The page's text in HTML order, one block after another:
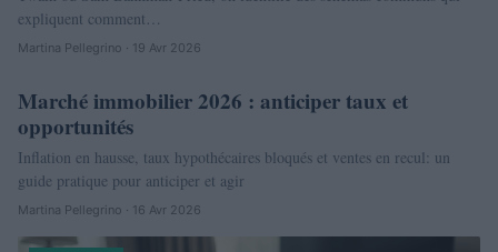
expliquent comment…
Martina Pellegrino · 19 Avr 2026
NEWS
Marché immobilier 2026 : anticiper taux et
opportunités
Inflation en hausse, taux hypothécaires bloqués et ventes en recul: un
guide pratique pour anticiper et agir
Martina Pellegrino · 16 Avr 2026